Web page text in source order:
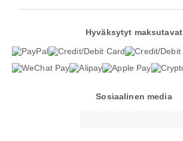
Hyväksytyt maksutavat
Sosiaalinen media